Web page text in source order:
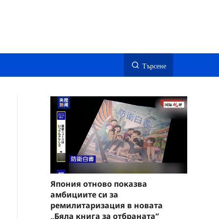
Търсене
Япония отново показва
амбициите си за
ремилитаризация в новата
„Бяла книга за отбраната“